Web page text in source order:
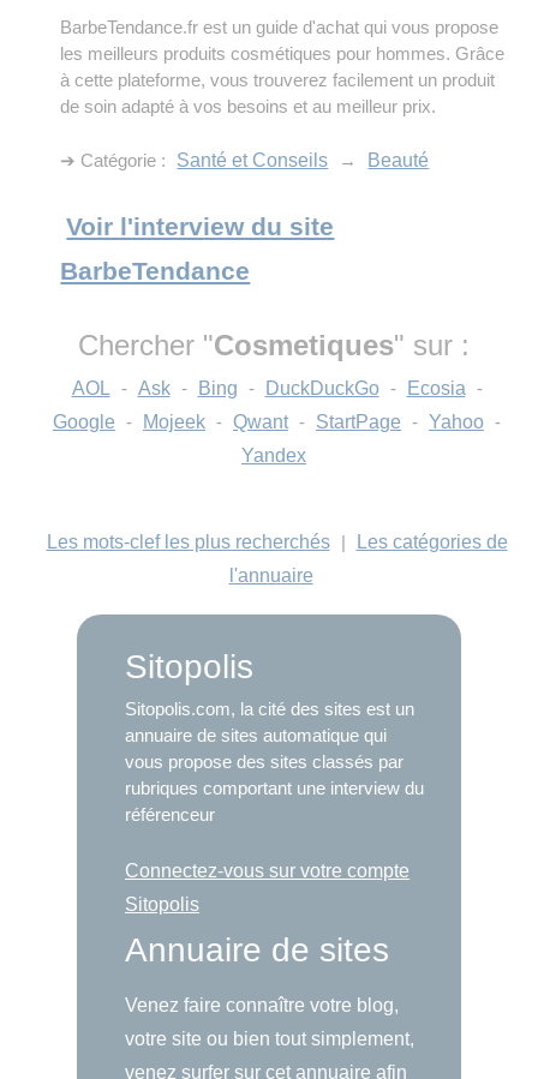
BarbeTendance.fr est un guide d'achat qui vous propose
les meilleurs produits cosmétiques pour hommes. Grâce
à cette plateforme, vous trouverez facilement un produit
de soin adapté à vos besoins et au meilleur prix.
➔ Catégorie : Santé et Conseils → Beauté
Voir l'interview du site
BarbeTendance
Chercher "Cosmetiques" sur :
AOL - Ask - Bing - DuckDuckGo - Ecosia -
Google - Mojeek - Qwant - StartPage - Yahoo -
Yandex
Les mots-clef les plus recherchés |
Les catégories de
l'annuaire
Sitopolis
Sitopolis.com, la cité des sites est un
annuaire de sites automatique qui
vous propose des sites classés par
rubriques comportant une interview du
référenceur
Connectez-vous sur votre compte
Sitopolis
Annuaire de sites
Venez faire connaître votre blog,
votre site ou bien tout simplement,
venez surfer sur cet annuaire afin